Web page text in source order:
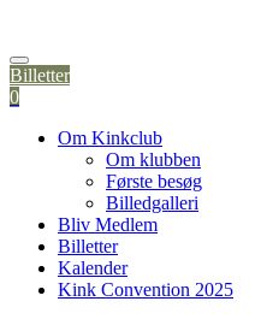
Billetter
0
Om Kinkclub
Om klubben
Første besøg
Billedgalleri
Bliv Medlem
Billetter
Kalender
Kink Convention 2025